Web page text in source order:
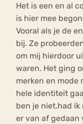
Het is een en al
is hier mee
Vooral als je de
bij. Ze
om mij hierdoor
waren. Het ging
merken en mode
hele identiteit
ben je niet.had
er van af gedaan